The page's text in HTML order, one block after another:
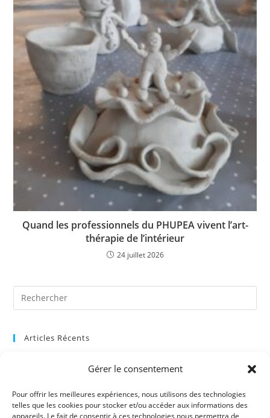
Gérer le consentement
Pour offrir les meilleures expériences, nous utilisons des technologies
telles que les cookies pour stocker et/ou accéder aux informations des
appareils. Le fait de consentir à ces technologies nous permettra de
Quand les professionnels du PHUPEA vivent l’art-
thérapie de l’intérieur
24 juillet 2026
Articles Récents
Quand les professionnels du PHUPEA vivent l’art-thérapie de
Premier vernissage en art-thérapie au PHUPEA